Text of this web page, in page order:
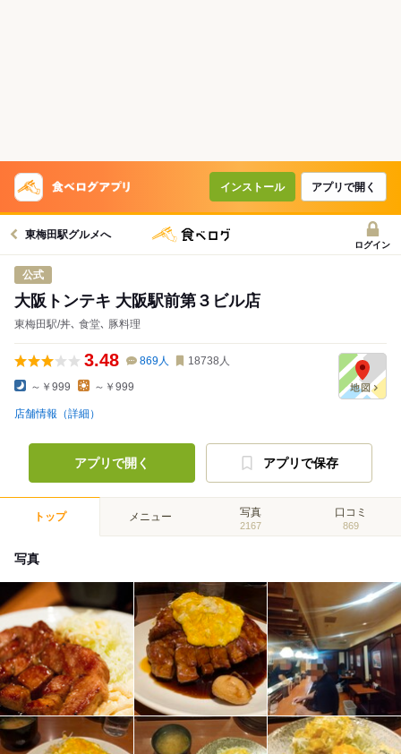
インストール アプリで開く
東梅田駅グルメへ
ログイン
公式
大阪トンテキ 大阪駅前第３ビル店
東梅田駅/丼､ 食堂､ 豚料理
3.48 869人 18738 人
～￥999 ～￥999
店舗情報（詳細）
アプリで開く アプリで保存
トップ メニュー 写真
2167
口コミ
869
写真